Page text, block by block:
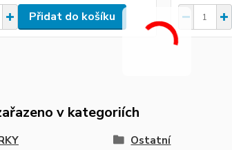
Přidat do košíku
v kategoriích
Ostatní